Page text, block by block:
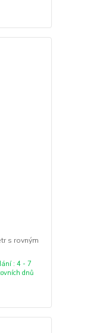
s rovným
: 4 - 7
dnů